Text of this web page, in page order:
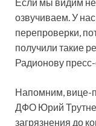
озвучиваем. У
перепроверки,
получили такие
Радионову
Напомним, вице-
ДФО Юрий
загрязнения до